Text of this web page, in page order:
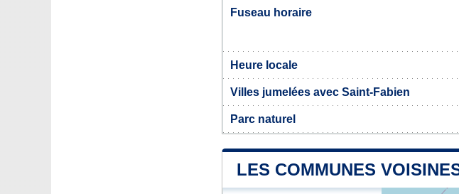
Fuseau horaire
Heure locale
Villes jumelées avec Saint-Fabien
Parc naturel
LES COMMUNES